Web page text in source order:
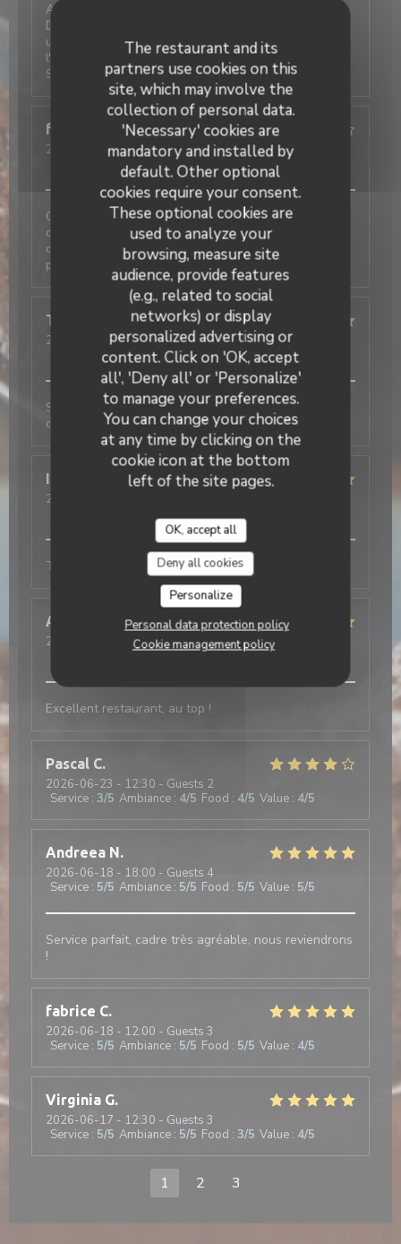
The restaurant and its
partners use cookies on this
site, which may involve the
collection of personal data.
'Necessary' cookies are
mandatory and installed by
default. Other optional
cookies require your consent.
These optional cookies are
used to analyze your
browsing, measure site
audience, provide features
(e.g., related to social
networks) or display
personalized advertising or
content. Click on 'OK, accept
all', 'Deny all' or 'Personalize'
to manage your preferences.
You can change your choices
at any time by clicking on the
cookie icon at the bottom
left of the site pages.
OK, accept all
Deny all cookies
Personalize
Personal data protection policy
Cookie management policy
Au Café Plume, on est toujours très bien accueillis.
Deux très bonnes expériences de réservation, l'une
un midi pour une petite table (4 adultes, 2 bébés),
l'autre pour un petit déjeuner professionnel à l'étage.
Service impeccable, plats quali. Je recommande
fabienne
2026-07-06- 20:00 - Guests 2
Ambiance :3/5 2 /5 Value:
Cette note est liée au fait que nous avons fait le
choix de quitter le restaurant avant de commander
car nous avons aperçu une souris dans la salle. Je ne
peux pas évaluer le reste.
Tiffany
2026-07-06- 12:30 - Guests 3
5/5 Ambiance:5/5 Food: 5/5 Value:5
Service rapide et agréable, cuisine délicieuse comme
d'habitude! Merci beaucoup
Isabelle
2026-06-29
Très bons plats, joli cadre, et service pro.
Alaric
2026-06-24
- 20:00 - Guests 2
Ambiance:5/5 Food:5/5 Value
Excellent restaurant, au top !
Pascal C
2026-06-23 - 12:30 - Guests 2
Service : 3/5 Ambiance : 4/5 Food : 4/5 Value : 4/5
Andreea N
2026-06-18 - 18:00 - Guests 4
Service : 5/5 Ambiance : 5/5 Food : 5/5 Value : 5/5
Service parfait, cadre très agréable, nous reviendrons
!
fabrice C
2026-06-18 - 12:00 - Guests 3
Service : 5/5 Ambiance : 5/5 Food : 5/5 Value : 4/5
Virginia G
2026-06-17 - 12:30 - Guests 3
Service : 5/5 Ambiance : 5/5 Food : 3/5 Value : 4/5
1 2 3